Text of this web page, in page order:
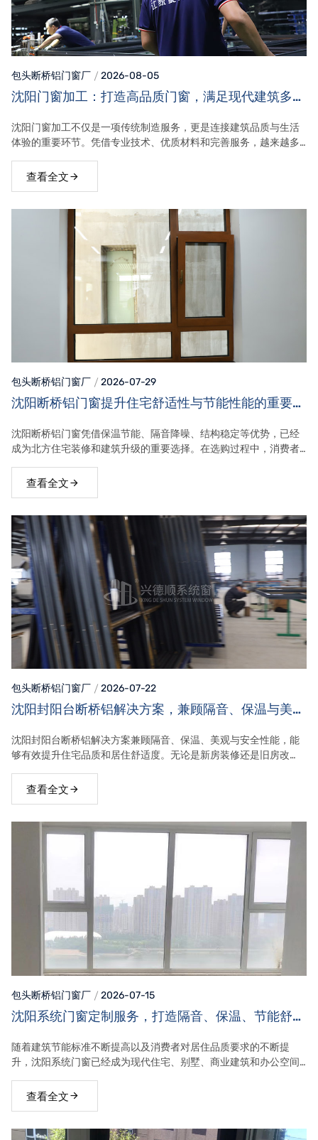
包头断桥铝门窗厂 2026-08-05
沈阳门窗加工：打造高品质门窗，满足现代建筑多元
沈阳门窗加工不仅是一项传统制造服务，更是连接建筑品质与生活
体验的重要环节。凭借专业技术、优质材料和完善服务，越来越多
业不断迈向新的发展阶段。
查看全文
包头断桥铝门窗厂 2026-07-29
沈阳断桥铝门窗提升住宅舒适性与节能性能的重要选
沈阳断桥铝门窗凭借保温节能、隔音降噪、结构稳定等优势，已经
成为北方住宅装修和建筑升级的重要选择。在选购过程中，消费者
多个环节，选择工艺严谨、服务完善的门窗产品。
查看全文
包头断桥铝门窗厂 2026-07-22
沈阳封阳台断桥铝解决方案，兼顾隔音、保温与美观
沈阳封阳台断桥铝解决方案兼顾隔音、保温、美观与安全性能，能
够有效提升住宅品质和居住舒适度。无论是新房装修还是旧房改
造，选择适合自身需求的断桥铝门窗，并结合科学设计与规范安
装，都能让阳台空间得到更加充分的利用。
查看全文
包头断桥铝门窗厂 2026-07-15
沈阳系统门窗定制服务，打造隔音、保温、节能舒适
随着建筑节能标准不断提高以及消费者对居住品质要求的不断提
升，沈阳系统门窗已经成为现代住宅、别墅、商业建筑和办公空间
水、抗风压、安全性及使用寿命等方面具有明显优势。
查看全文